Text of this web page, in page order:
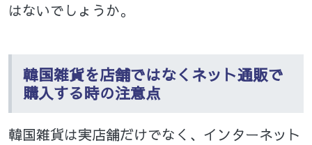
はないでしょうか。
韓国雑貨を店舗ではなくネット通販で
購入する時の注意点
韓国雑貨は実店舗だけでなく、インターネット